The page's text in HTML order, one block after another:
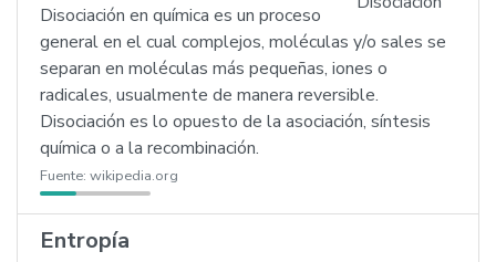
Disociación en química es un proceso
general en el cual complejos, moléculas y/o sales se
separan en moléculas más pequeñas, iones o
radicales, usualmente de manera reversible.
Disociación es lo opuesto de la asociación, síntesis
química o a la recombinación.
Fuente: wikipedia.org
Entropía